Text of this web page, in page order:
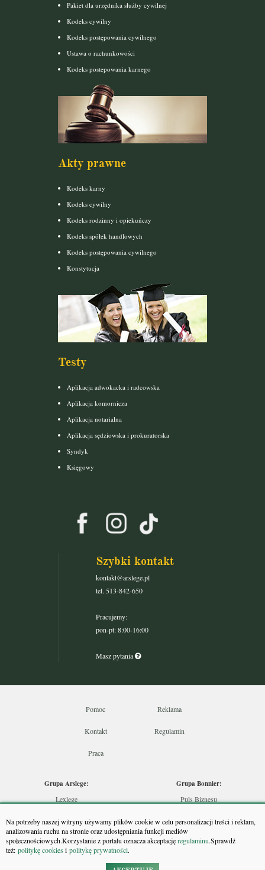
Na potrzeby naszej witryny używamy plików cookie w celu personalizacji treści i reklam,
analizowania ruchu na stronie oraz udostępniania funkcji mediów
społecznościowych.Korzystanie z portalu oznacza akceptacjęregulaminu.Sprawdź
też: politykę cookiesi politykę prywatności.
Pakiet dla urzędnika służby cywilnej
Kodeks cywilny
Kodeks postępowania cywilnego
Ustawa o rachunkowości
Kodeks postepowania karnego
Akty prawne
Kodeks karny
Kodeks cywilny
Kodeks rodzinny i opiekuńczy
Kodeks spółek handlowych
Kodeks postępowania cywilnego
Konstytucja
Testy
Aplikacja adwokacka i radcowska
Aplikacja komornicza
Aplikacja notarialna
Aplikacja sędziowska i prokuratorska
Syndyk
Księgowy
Szybki kontakt
kontakt@arslege.pl
tel. 513-842-650
Pracujemy:
pon-pt: 8:00-16:00
Masz pytania
Pomoc Reklama
Kontakt Regulamin
Praca
Grupa Arslege:
Lexlege
Skarbowcy
Urzędnik
Rzeczoznawca
Grupa Bonnier:
Puls Biznesu
Puls Medycyny
Monitor Firm